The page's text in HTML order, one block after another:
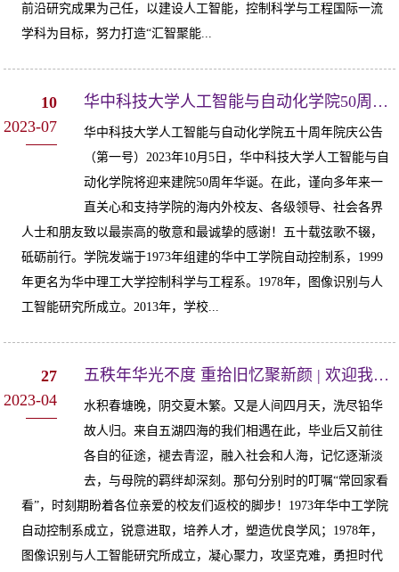
前沿研究成果为己任，以建设人工智能，控制科学与工程国际一流
学科为目标，努力打造“汇智聚能...
10
2023-07
华中科技大学人工智能与自动化学院50周年院庆公告（第一号）
华中科技大学人工智能与自动化学院五十周年院庆公告
（第一号）2023年10月5日，华中科技大学人工智能与自
动化学院将迎来建院50周年华诞。在此，谨向多年来一
直关心和支持学院的海内外校友、各级领导、社会各界
人士和朋友致以最崇高的敬意和最诚挚的感谢！五十载弦歌不辍，
砥砺前行。学院发端于1973年组建的华中工学院自动控制系，1999
年更名为华中理工大学控制科学与工程系。1978年，图像识别与人
工智能研究所成立。2013年，学校...
27
2023-04
五秩年华光不度 重拾旧忆聚新颜 | 欢迎我院校友回家
水积春塘晚，阴交夏木繁。又是人间四月天，洗尽铅华
故人归。来自五湖四海的我们相遇在此，毕业后又前往
各自的征途，褪去青涩，融入社会和人海，记忆逐渐淡
去，与母院的羁绊却深刻。那句分别时的叮嘱“常回家看
看”，时刻期盼着各位亲爱的校友们返校的脚步！1973年华中工学院
自动控制系成立，锐意进取，培养人才，塑造优良学风；1978年，
图像识别与人工智能研究所成立，凝心聚力，攻坚克难，勇担时代